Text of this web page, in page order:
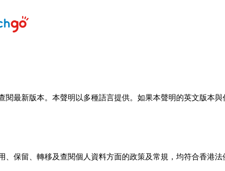
最新版本。本聲明以多種語言提供。如果本聲明的英文版本
保留、轉移及查閱個⼈資料⽅⾯的政策及常規，均符合香港法